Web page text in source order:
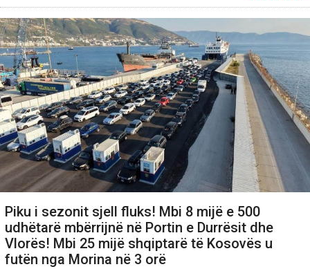
Piku i sezonit sjell fluks! Mbi 8 mijë e 500
udhëtarë mbërrijnë në Portin e Durrësit dhe
Vlorës! Mbi 25 mijë shqiptarë të Kosovës u
futën nga Morina në 3 orë